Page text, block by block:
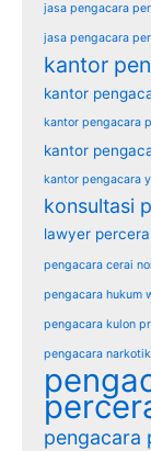
jasa pengacara
jasa pengacara
kantor
kantor
kantor pengacara
kantor
kantor pengacara
konsultasi
lawyer
pengacara cerai
pengacara hukum
pengacara kulon
pengacara
pengacara